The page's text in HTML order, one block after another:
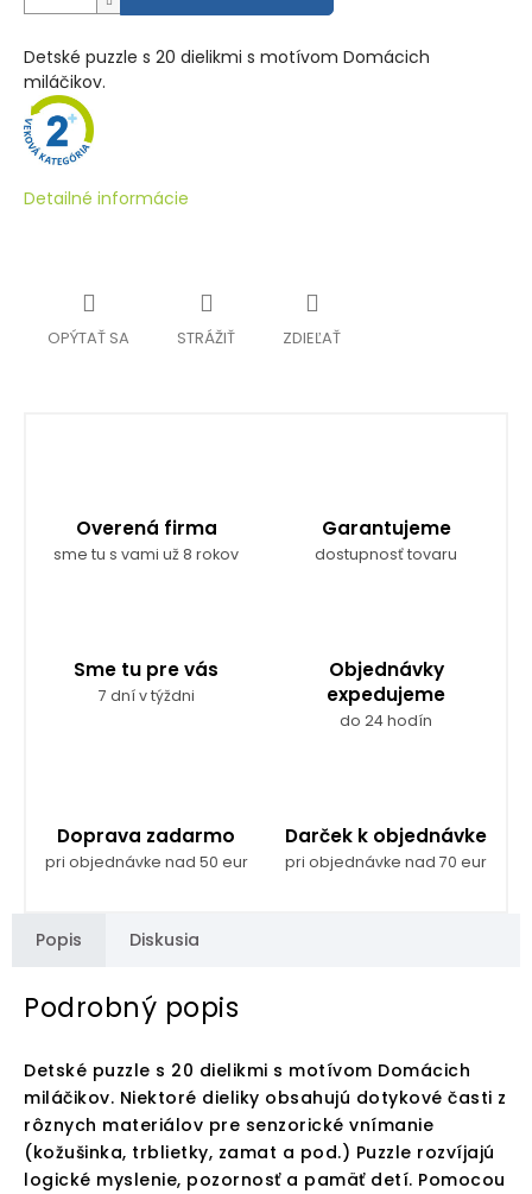
Detské puzzle s 20 dielikmi s motívom Domácich
miláčikov.
Detailné informácie
OPÝTAŤ SA STRÁŽIŤ ZDIEĽAŤ
Overená firma
sme tu s vami už 8 rokov
Garantujeme
dostupnosť tovaru
Sme tu pre vás
7 dní v týždni
Objednávky
expedujeme
do 24 hodín
Doprava zadarmo
pri objednávke nad 50 eur
Darček k objednávke
pri objednávke nad 70 eur
Popis Diskusia
Podrobný popis
Detské puzzle s 20 dielikmi s motívom Domácich
miláčikov. Niektoré dieliky obsahujú dotykové časti z
rôznych materiálov pre senzorické vnímanie
(kožušinka, trblietky, zamat a pod.) Puzzle rozvíjajú
logické myslenie, pozornosť a pamäť detí. Pomocou